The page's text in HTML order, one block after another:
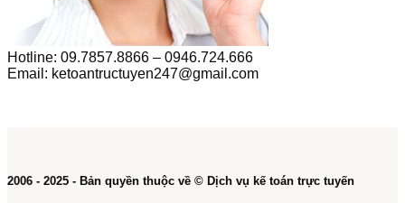
Hotline: 09.7857.8866 – 0946.724.666
Email: ketoantructuyen247@gmail.com
2006 - 2025 - Bản quyền thuộc về © Dịch vụ kế toán trực tuyến